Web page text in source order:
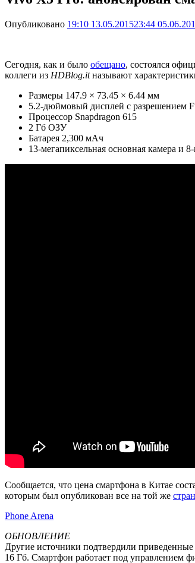
Опубликовано 19:10 13.05.201523:44
Сегодня, как и было обещано, состоялся
коллеги из HDBlog.itназывают
Размеры 147.9 × 73.45 × 6.44 мм
5.2-дюймовый дисплей с разрешением
Процессор Snapdragon 615
2 Гб ОЗУ
Батарея 2,300 мАч
13-мегапиксельная основная камера и
Сообщается, что цена смартфона в Китае
которым был опубликован все на той же
Phone Arena
ОБНОВЛЕНИЕ
Другие источники подтвердили
16 Гб. Смартфон работает под управлением